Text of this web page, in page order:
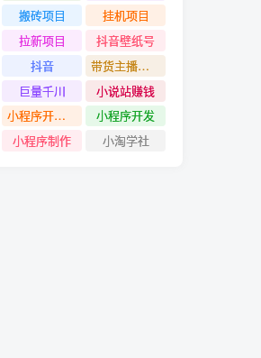
搬砖项目
挂机项目
拉新项目
抖音壁纸号
抖音
带货主播创造营
巨量千川
小说站赚钱
小程序开发#小程序制作
小程序开发
小程序制作 小淘学社